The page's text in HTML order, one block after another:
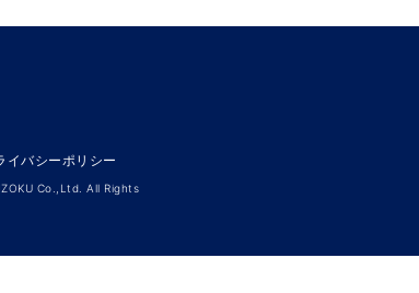
イバシーポリシー
Co.,Ltd. All Rights